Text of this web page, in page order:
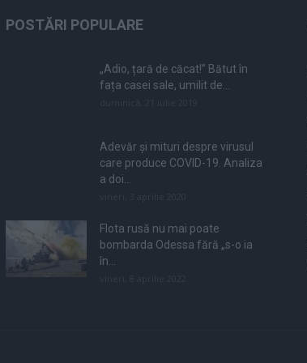
POSTĂRI POPULARE
„Adio, țară de căcat!” Bătut în
fața casei sale, umilit de...
Adevăr și mituri despre virusul
care produce COVID-19. Analiza
a doi...
Flota rusă nu mai poate
bombarda Odessa fără „s-o ia
în...